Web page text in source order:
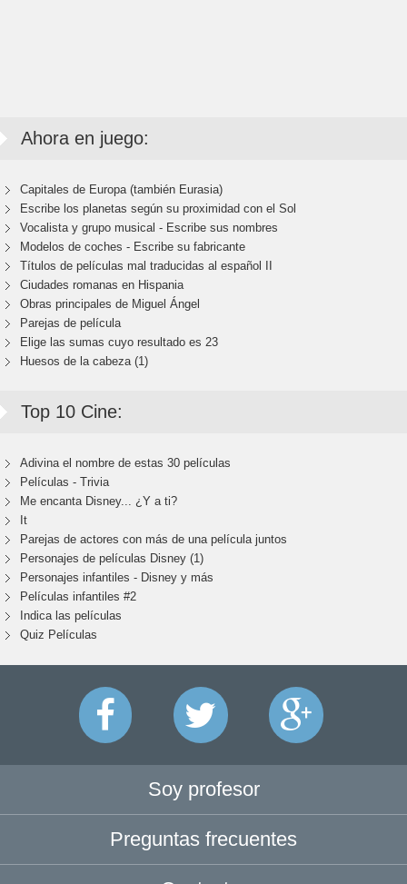
Ahora en juego:
Capitales de Europa (también Eurasia)
Escribe los planetas según su proximidad con el Sol
Vocalista y grupo musical - Escribe sus nombres
Modelos de coches - Escribe su fabricante
Títulos de películas mal traducidas al español II
Ciudades romanas en Hispania
Obras principales de Miguel Ángel
Parejas de película
Elige las sumas cuyo resultado es 23
Huesos de la cabeza (1)
Top 10 Cine:
Adivina el nombre de estas 30 películas
Películas - Trivia
Me encanta Disney... ¿Y a ti?
It
Parejas de actores con más de una película juntos
Personajes de películas Disney (1)
Personajes infantiles - Disney y más
Películas infantiles #2
Indica las películas
Quiz Películas
Soy profesor
Preguntas frecuentes